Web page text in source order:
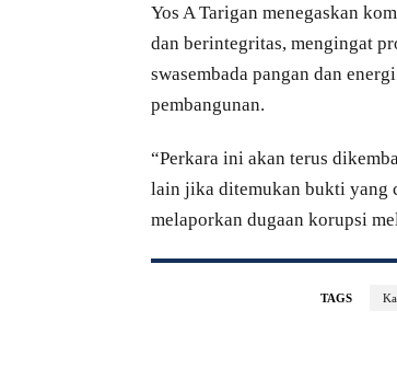
Yos A Tarigan menegaskan
dan berintegritas, mengingat
swasembada pangan dan
pembangunan.
“Perkara ini akan terus
lain jika ditemukan bukti yang
melaporkan dugaan korupsi
TAGS